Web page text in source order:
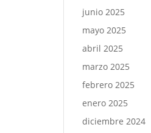
junio 2025
mayo 2025
abril 2025
marzo 2025
febrero 2025
enero 2025
diciembre 2024